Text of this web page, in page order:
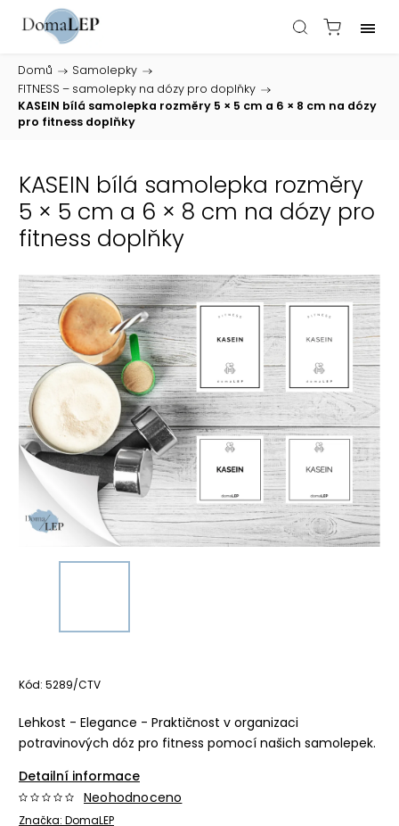
Domů / Samolepky /
FITNESS – samolepky na dózy pro doplňky /
KASEIN bílá samolepka rozměry 5 × 5 cm a 6 × 8 cm na dózy
pro fitness doplňky
KASEIN bílá samolepka rozměry
5 × 5 cm a 6 × 8 cm na dózy pro
fitness doplňky
Kód: 5289/CTV
Lehkost - Elegance - Praktičnost v organizaci
potravinových dóz pro fitness pomocí našich samolepek.
Detailní informace
Značka: DomaLEP
Neohodnoceno